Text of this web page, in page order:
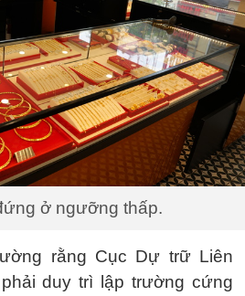
ở ngưỡng thấp.
rằng Cục Dự trữ Liên
duy trì lập trường cứng